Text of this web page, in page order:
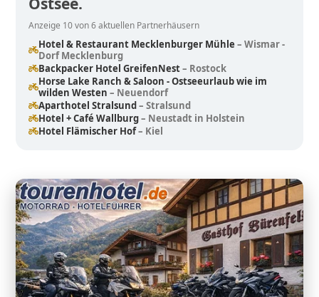
Anzeige 10 von 6 aktuellen Partnerhäusern
Hotel & Restaurant Mecklenburger Mühle – Wismar -
Dorf Mecklenburg
Backpacker Hotel GreifenNest– Rostock
Horse Lake Ranch & Saloon - Ostseeurlaub wie im
wilden Westen – Neuendorf
Aparthotel Stralsund– Stralsund
Hotel + Café Wallburg– Neustadt in Holstein
Hotel Flämischer Hof– Kiel